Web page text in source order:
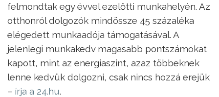
felmondtak egy évvel ezelőtti munkahelyén. Az
otthonról dolgozók mindössze 45 százaléka
elégedett munkaadója támogatásával. A
jelenlegi munkakedv magasabb pontszámokat
kapott, mint az energiaszint, azaz többeknek
lenne kedvük dolgozni, csak nincs hozzá erejük
– írja a 24.hu.